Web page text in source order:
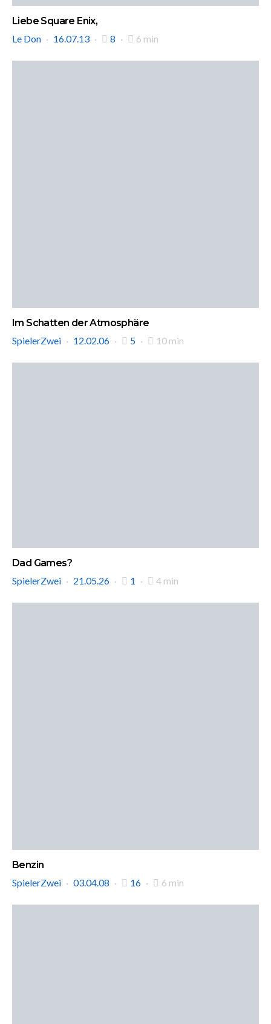
Liebe Square Enix,
Le Don
16.07.13 8 6 min
Im Schatten der Atmosphäre
SpielerZwei
12.02.06 5 10 min
Dad Games?
SpielerZwei
21.05.26 1 4 min
Benzin
SpielerZwei
03.04.08 16 6 min